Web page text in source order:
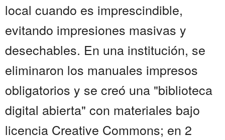
local cuando es imprescindible,
evitando impresiones masivas y
desechables. En una institución, se
eliminaron los manuales impresos
obligatorios y se creó una "biblioteca
digital abierta" con materiales bajo
licencia Creative Commons; en 2